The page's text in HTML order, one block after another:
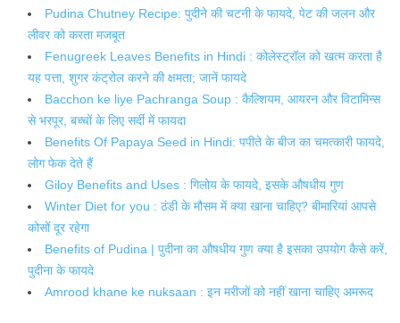
Pudina Chutney Recipe: पुदीने की चटनी के फायदे, पेट की जलन और
लीवर को करता मजबूत
Fenugreek Leaves Benefits in Hindi : कोलेस्ट्रॉल को खत्म करता है
यह पत्ता, शुगर कंट्रोल करने की क्षमता; जानें फायदे
Bacchon ke liye Pachranga Soup : कैल्शियम, आयरन और विटामिन्स
से भरपूर, बच्चों के लिए सर्दी में फायदा
Benefits Of Papaya Seed in Hindi: पपीते के बीज का चमत्कारी फायदे,
लोग फेक देते हैं
Giloy Benefits and Uses : गिलोय के फायदे, इसके औषधीय गुण
Winter Diet for you : ठंडी के मौसम में क्या खाना चाहिए? बीमारियां आपसे
कोसों दूर रहेगा
Benefits of Pudina | पुदीना का औषधीय गुण क्या है इसका उपयोग कैसे करें,
पुदीना के फायदे
Amrood khane ke nuksaan : इन मरीजों को नहीं खाना चाहिए अमरूद